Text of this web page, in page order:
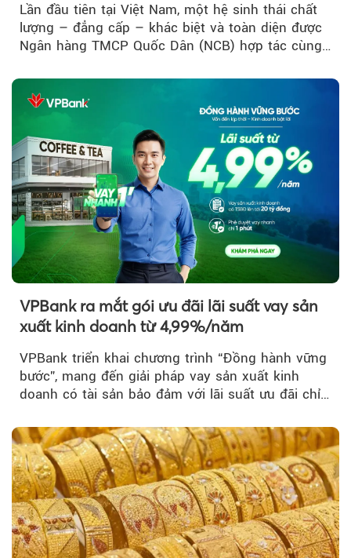
Lần đầu tiên tại Việt Nam, một hệ sinh thái chất
lượng – đẳng cấp – khác biệt và toàn diện được
Ngân hàng TMCP Quốc Dân (NCB) hợp tác cùng
VPBank ra mắt gói ưu đãi lãi suất vay sản
xuất kinh doanh từ 4,99%/năm
VPBank triển khai chương trình “Đồng hành vững
bước”, mang đến giải pháp vay sản xuất kinh
doanh có tài sản bảo đảm với lãi suất ưu đãi chỉ